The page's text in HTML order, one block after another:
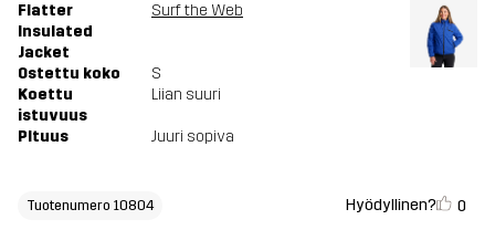
Flatter
Insulated
Jacket
Surf the Web
Ostettu koko
S
Koettu
istuvuus
Liian suuri
PItuus Juuri sopiva
Tuotenumero 10804 Hyödyllinen? 0